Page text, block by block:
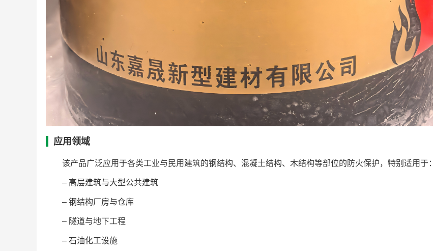
应用领域
该产品广泛应用于各类工业与民用建筑的钢结构、混凝土结构、木结构等部位的防火保护，特别适用于：
– 高层建筑与大型公共建筑
– 钢结构厂房与仓库
– 隧道与地下工程
– 石油化工设施